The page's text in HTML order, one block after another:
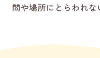
間や場所にとらわれな